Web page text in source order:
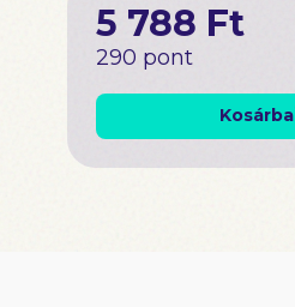
5 788 Ft
290 pont
Kosárba